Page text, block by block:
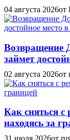
04 августа 2026от
Возвращение
займет
02 августа 2026от
Как сняться с
находясь за